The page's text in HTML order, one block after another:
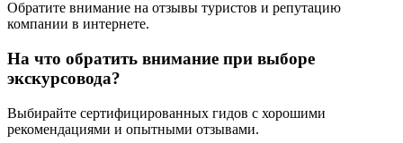
Обратите внимание на отзывы туристов и репутацию
компании в интернете.
На что обратить внимание при выборе
экскурсовода?
Выбирайте сертифицированных гидов с хорошими
рекомендациями и опытными отзывами.